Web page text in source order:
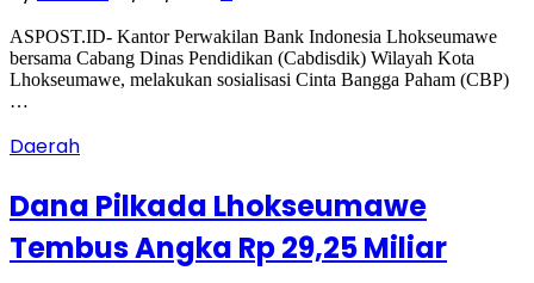
ASPOST.ID- Kantor Perwakilan Bank Indonesia Lhokseumawe
bersama Cabang Dinas Pendidikan (Cabdisdik) Wilayah Kota
Lhokseumawe, melakukan sosialisasi Cinta Bangga Paham (CBP)
…
Daerah
Dana Pilkada Lhokseumawe
Tembus Angka Rp 29,25 Miliar